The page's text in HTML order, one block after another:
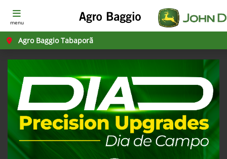
menu
Agro Baggio Tabaporã